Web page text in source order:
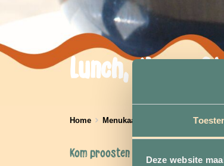
Deze website
Lunch, diner of
Home Menukaart
Kom proosten aan zee!